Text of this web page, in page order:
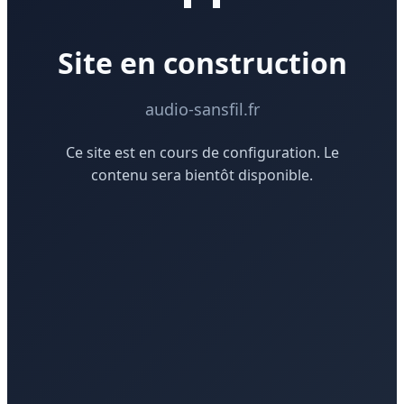
Site en construction
audio-sansfil.fr
Ce site est en cours de configuration. Le
contenu sera bientôt disponible.